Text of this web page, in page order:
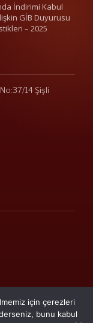
İndirimi Kabul
GİB Duyurusu
– 2025
14 Şişli
için çerezleri
bunu kabul